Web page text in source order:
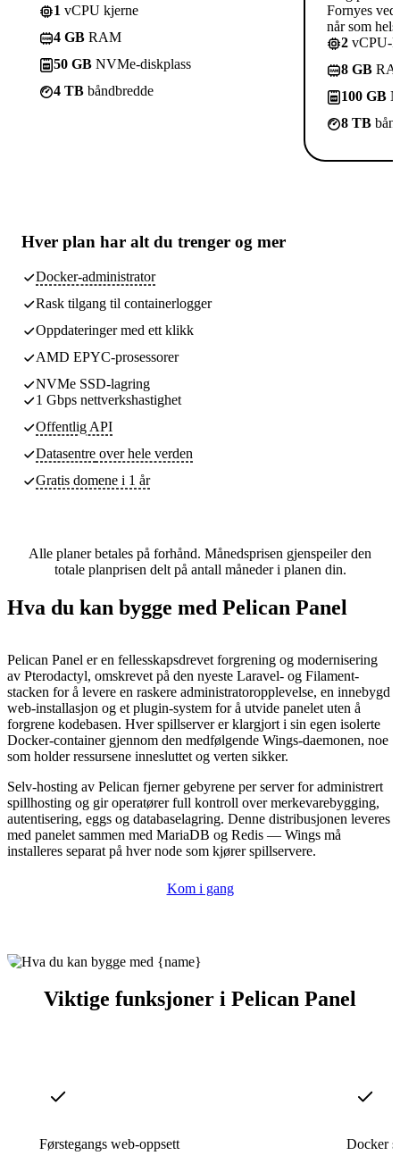
1 vCPU kjerne
4 GB RAM
50 GB NVMe-diskplass
4 TB båndbredde
Fornyes
når som
2 vCPU-
8 GB
100 GB
8 TB
Hver plan har alt du trenger og mer
Docker-administrator
Rask tilgang til containerlogger
Oppdateringer med ett klikk
AMD EPYC-prosessorer
NVMe SSD-lagring
1 Gbps nettverkshastighet
Offentlig API
Datasentre over hele verden
Gratis domene i 1 år
Alle planer betales på forhånd. Månedsprisen gjenspeiler den
totale planprisen delt på antall måneder i planen din.
Hva du kan bygge med Pelican Panel
Pelican Panel er en fellesskapsdrevet forgrening og modernisering
av Pterodactyl, omskrevet på den nyeste Laravel- og Filament-
stacken for å levere en raskere administratoropplevelse, en innebygd
web-installasjon og et plugin-system for å utvide panelet uten å
forgrene kodebasen. Hver spillserver er klargjort i sin egen isolerte
Docker-container gjennom den medfølgende Wings-daemonen, noe
som holder ressursene innesluttet og verten sikker.
Selv-hosting av Pelican fjerner gebyrene per server for administrert
spillhosting og gir operatører full kontroll over merkevarebygging,
autentisering, eggs og databaselagring. Denne distribusjonen leveres
med panelet sammen med MariaDB og Redis — Wings må
installeres separat på hver node som kjører spillservere.
Kom i gang
Viktige funksjoner i Pelican Panel
Førstegangs web-oppsett Docker